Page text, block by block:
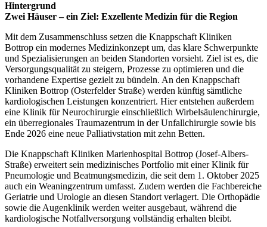
Hintergrund
Zwei Häuser – ein Ziel: Exzellente Medizin für die Region
Mit dem Zusammenschluss setzen die Knappschaft Kliniken
Bottrop ein modernes Medizinkonzept um, das klare Schwerpunkte
und Spezialisierungen an beiden Standorten vorsieht. Ziel ist es, die
Versorgungsqualität zu steigern, Prozesse zu optimieren und die
vorhandene Expertise gezielt zu bündeln. An den Knappschaft
Kliniken Bottrop (Osterfelder Straße) werden künftig sämtliche
kardiologischen Leistungen konzentriert. Hier entstehen außerdem
eine Klinik für Neurochirurgie einschließlich Wirbelsäulenchirurgie,
ein überregionales Traumazentrum in der Unfallchirurgie sowie bis
Ende 2026 eine neue Palliativstation mit zehn Betten.
Die Knappschaft Kliniken Marienhospital Bottrop (Josef-Albers-
Straße) erweitert sein medizinisches Portfolio mit einer Klinik für
Pneumologie und Beatmungsmedizin, die seit dem 1. Oktober 2025
auch ein Weaningzentrum umfasst. Zudem werden die Fachbereiche
Geriatrie und Urologie an diesen Standort verlagert. Die Orthopädie
sowie die Augenklinik werden weiter ausgebaut, während die
kardiologische Notfallversorgung vollständig erhalten bleibt.